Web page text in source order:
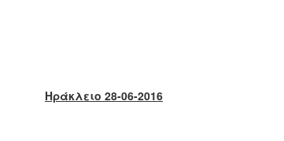
Ηράκλειο 28-06-2016